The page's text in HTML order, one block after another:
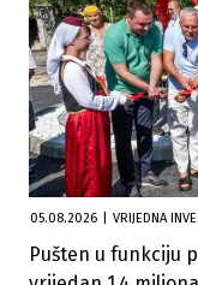
05.08.2026 VRIJEDNA
Pušten u funkciju